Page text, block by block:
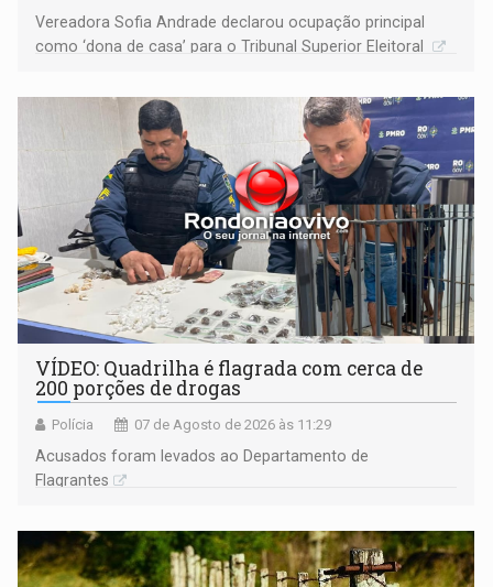
Vereadora Sofia Andrade declarou ocupação principal
como ‘dona de casa’ para o Tribunal Superior Eleitoral
VÍDEO: Quadrilha é flagrada com cerca de
200 porções de drogas
Polícia 07 de Agosto de 2026 às 11:29
Acusados foram levados ao Departamento de
Flagrantes